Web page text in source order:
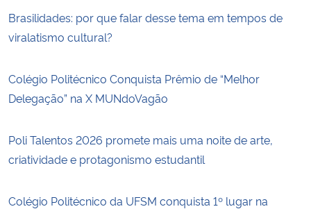
Brasilidades: por que falar desse tema em tempos de
viralatismo cultural?
Colégio Politécnico Conquista Prêmio de “Melhor
Delegação” na X MUNdoVagão
Poli Talentos 2026 promete mais uma noite de arte,
criatividade e protagonismo estudantil
Colégio Politécnico da UFSM conquista 1º lugar na